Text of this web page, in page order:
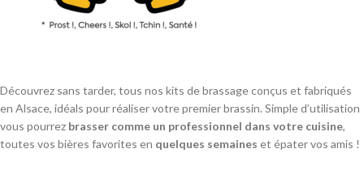
Découvrez sans tarder, tous nos kits de brassage conçus et fabriqués
en Alsace, idéals pour réaliser votre premier brassin. Simple d’utilisation
vous pourrez brasser comme un professionnel dans votre cuisine,
toutes vos bières favorites en quelques semaines et épater vos amis !